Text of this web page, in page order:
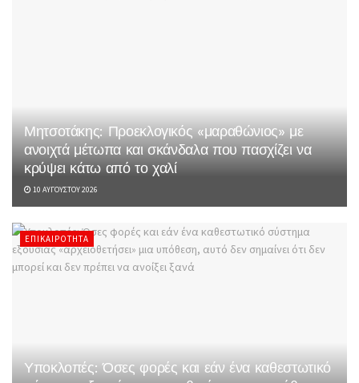
Μητσοτάκης: Προεκλογικός «μαραθώνιος» με
ανοιχτά μέτωπα και σκάνδαλα που πασχίζει να
κρύψει κάτω από το χαλί
10 ΑΥΓΟΎΣΤΟΥ 2026
ΕΠΙΚΑΙΡΌΤΗΤΑ
Υποκλοπές: Όσες φορές και εάν ένα καθεστωτικό